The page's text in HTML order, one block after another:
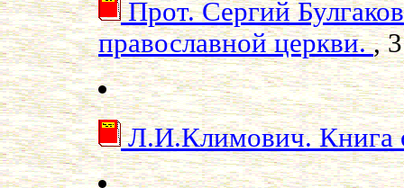
Прот. Сергий
православной церкви.,
Л.И.Климович. Книга